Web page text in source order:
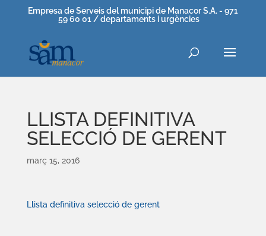
Empresa de Serveis del municipi de Manacor S.A. - 971
59 60 01 / departaments i urgències
LLISTA DEFINITIVA
SELECCIÓ DE GERENT
març 15, 2016
Llista definitiva selecció de gerent